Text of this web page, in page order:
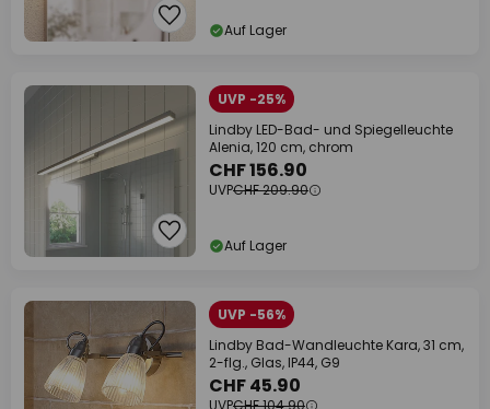
Auf Lager
UVP -25%
Lindby LED-Bad- und Spiegelleuchte
Alenia, 120 cm, chrom
CHF 156.90
UVPCHF 209.90
Auf Lager
UVP -56%
Lindby Bad-Wandleuchte Kara, 31 cm,
2-flg., Glas, IP44, G9
CHF 45.90
UVPCHF 104.90